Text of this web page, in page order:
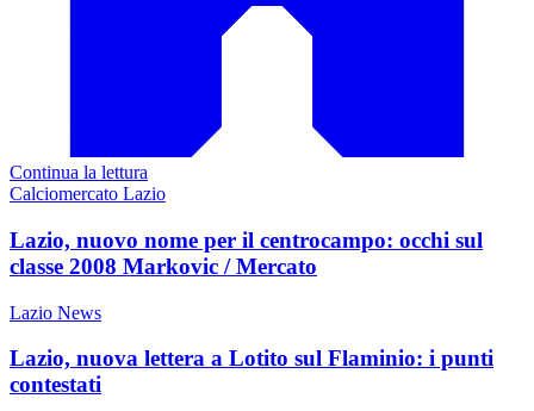
Continua la lettura
Calciomercato Lazio
Lazio, nuovo nome per il centrocampo: occhi sul
classe 2008 Markovic / Mercato
Lazio News
Lazio, nuova lettera a Lotito sul Flaminio: i punti
contestati